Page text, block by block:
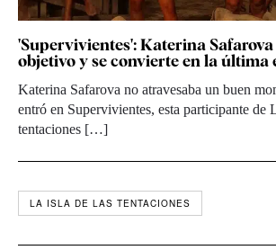
'Supervivientes': Katerina
objetivo y se convierte en la última
Katerina Safarova no atravesaba un buen
entró en Supervivientes, esta participante de
tentaciones […]
LA ISLA DE LAS TENTACIONES